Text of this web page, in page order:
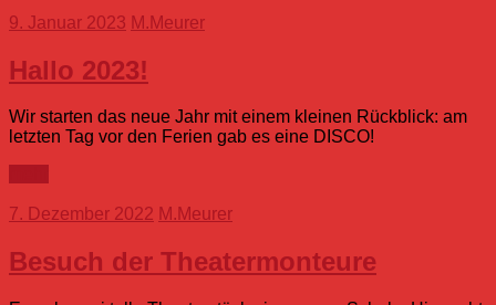
9. Januar 2023 M.Meurer
Hallo 2023!
Wir starten das neue Jahr mit einem kleinen Rückblick: am
letzten Tag vor den Ferien gab es eine DISCO!
7. Dezember 2022 M.Meurer
Besuch der Theatermonteure